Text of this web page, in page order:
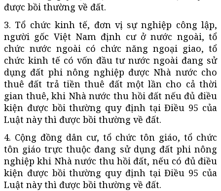
được bồi thường về đất.
3. Tổ chức kinh tế, đơn vị sự nghiệp công lập,
người gốc Việt Nam định cư ở nước ngoài, tổ
chức nước ngoài có chức năng ngoại giao, tổ
chức kinh tế có vốn đầu tư nước ngoài đang sử
dụng đất phi nông nghiệp được Nhà nước cho
thuê đất trả tiền thuê đất một lần cho cả thời
gian thuê, khi Nhà nước thu hồi đất nếu đủ điều
kiện được bồi thường quy định tại Điều 95 của
Luật này thì được bồi thường về đất.
4. Cộng đồng dân cư, tổ chức tôn giáo, tổ chức
tôn giáo trực thuộc đang sử dụng đất phi nông
nghiệp khi Nhà nước thu hồi đất, nếu có đủ điều
kiện được bồi thường quy định tại Điều 95 của
Luật này thì được bồi thường về đất.